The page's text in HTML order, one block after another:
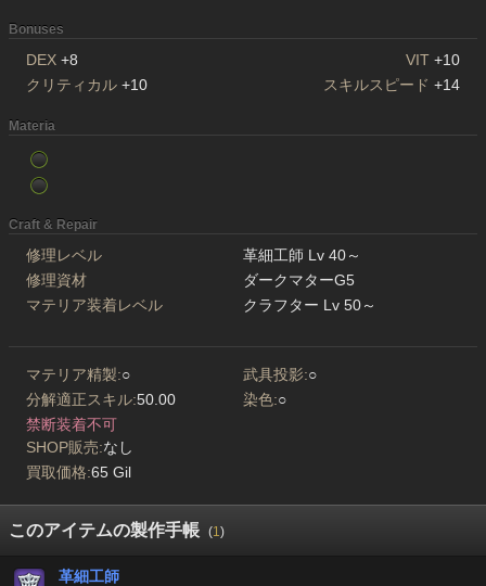
Bonuses
DEX +8 VIT +10
クリティカル +10 スキルスピード +14
Materia
Craft & Repair
修理レベル
革細工師 Lv 40～
修理資材
ダークマターG5
マテリア装着レベル
クラフター Lv 50～
マテリア精製:○ 武具投影:○
分解適正スキル:50.00 染色:○
禁断装着不可
SHOP販売:なし
買取価格:65 Gil
このアイテムの製作手帳 (1)
革細工師